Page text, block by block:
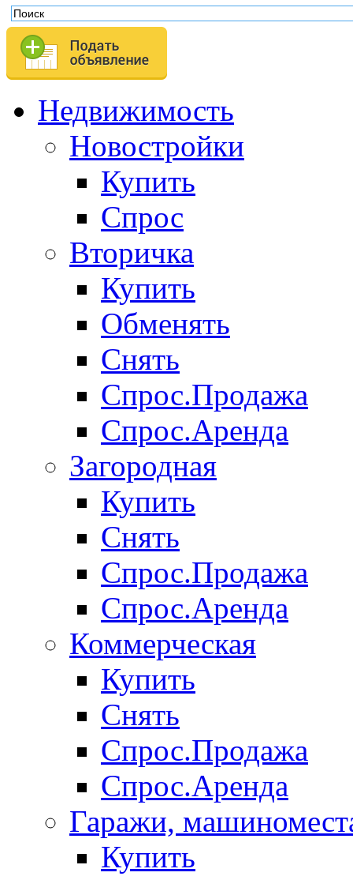
Недвижимость
Новостройки
Купить
Спрос
Вторичка
Купить
Обменять
Снять
Спрос.Продажа
Спрос.Аренда
Загородная
Купить
Снять
Спрос.Продажа
Спрос.Аренда
Коммерческая
Купить
Снять
Спрос.Продажа
Спрос.Аренда
Гаражи,
Купить